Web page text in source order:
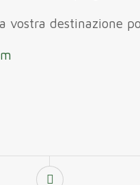
vostra destinazione